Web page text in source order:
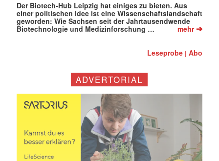
Der Biotech-Hub Leipzig hat einiges zu bieten. Aus
einer politischen Idee ist eine Wissenschaftslandschaft
geworden: Wie Sachsen seit der Jahrtausendwende
Biotechnologie und Medizinforschung …
mehr➔
Leseprobe |Abo
ADVERTORIAL